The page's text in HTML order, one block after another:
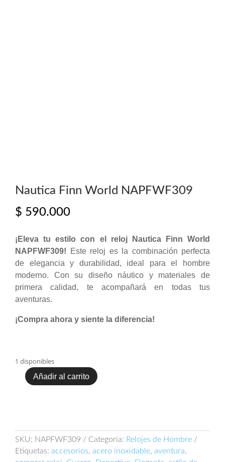
Nautica Finn World NAPFWF309
$ 590.000
¡Eleva tu estilo con el reloj Nautica Finn World
NAPFWF309! Este reloj es la combinación perfecta
de elegancia y durabilidad, ideal para el hombre
moderno. Con su diseño náutico y materiales de
primera calidad, te acompañará en todas tus
aventuras.
¡Compra ahora y siente la diferencia!
1 disponibles
Nautica
Añadir al carrito
SKU: NAPFWF309 Categoría: Relojes de Hombre
Etiquetas: accesorios, acero inoxidable, aventura,